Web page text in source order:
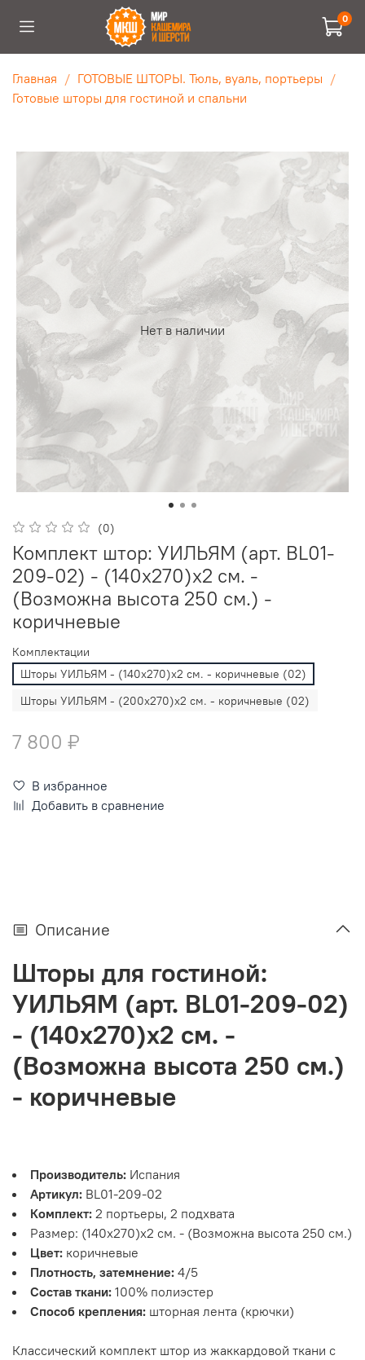
0
Главная
ГОТОВЫЕ ШТОРЫ. Тюль, вуаль, портьеры
Готовые шторы для гостиной и спальни
Нет в наличии
(0)
Комплект штор: УИЛЬЯМ (арт. BL01-
209-02) - (140х270)х2 см. -
(Возможна высота 250 см.) -
коричневые
Комплектации
Шторы УИЛЬЯМ - (140х270)х2 см. - коричневые (02)
Шторы УИЛЬЯМ - (200х270)х2 см. - коричневые (02)
7 800 ₽
В избранное
Добавить в сравнение
Описание
Шторы для гостиной:
УИЛЬЯМ (арт. BL01-209-02)
- (140х270)х2 см. -
(Возможна высота 250 см.)
- коричневые
Производитель: Испания
Артикул: BL01-209-02
Комплект: 2 портьеры, 2 подхвата
Размер: (140х270)х2 см. - (Возможна высота 250 см.)
Цвет: коричневые
Плотность, затемнение: 4/5
Состав ткани: 100% полиэстер
Способ крепления: шторная лента (крючки)
Классический комплект штор из жаккардовой ткани с